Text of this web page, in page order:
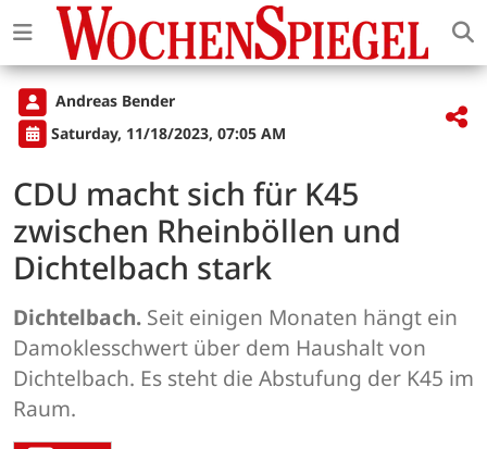
Andreas Bender
Saturday, 11/18/2023, 07:05 AM
CDU macht sich für K45
zwischen Rheinböllen und
Dichtelbach stark
Dichtelbach. Seit einigen Monaten hängt ein
Damoklesschwert über dem Haushalt von
Dichtelbach. Es steht die Abstufung der K45 im
Raum.